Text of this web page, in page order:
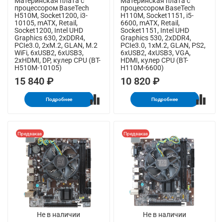
процессором BaseTech
H510M, Socket1200, i3-
10105, mATX, Retail,
Socket1200, Intel UHD
Graphics 630, 2xDDR4,
PCIe3.0, 2xM.2, GLAN, M.2
WiFi, 6xUSB2, 6xUSB3,
2xHDMI, DP, кулер CPU (BT-
H510M-10105)
15 840 ₽
Подробнее
процессором BaseTech
H110M, Socket1151, i5-
6600, mATX, Retail,
Socket1151, Intel UHD
Graphics 530, 2xDDR4,
PCIe3.0, 1xM.2, GLAN, PS2,
6xUSB2, 4xUSB3, VGA,
HDMI, кулер CPU (BT-
H110M-6600)
10 820 ₽
Подробнее
Не в наличии
Предзаказ
Не в наличии
Предзаказ